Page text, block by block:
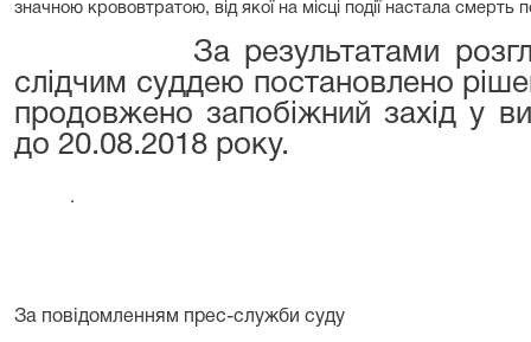
значною крововтратою, від якої на місці події настала смерть
За результатами
слідчим суддею постановлено
продовжено запобіжний захід у
до 20.08.2018 року.
.
За повідомленням прес-служби суду